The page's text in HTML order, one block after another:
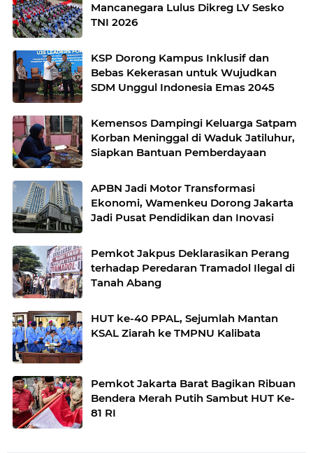
Mancanegara Lulus Dikreg LV Sesko
TNI 2026
KSP Dorong Kampus Inklusif dan
Bebas Kekerasan untuk Wujudkan
SDM Unggul Indonesia Emas 2045
Kemensos Dampingi Keluarga Satpam
Korban Meninggal di Waduk Jatiluhur,
Siapkan Bantuan Pemberdayaan
APBN Jadi Motor Transformasi
Ekonomi, Wamenkeu Dorong Jakarta
Jadi Pusat Pendidikan dan Inovasi
Pemkot Jakpus Deklarasikan Perang
terhadap Peredaran Tramadol Ilegal di
Tanah Abang
HUT ke-40 PPAL, Sejumlah Mantan
KSAL Ziarah ke TMPNU Kalibata
Pemkot Jakarta Barat Bagikan Ribuan
Bendera Merah Putih Sambut HUT Ke-
81 RI